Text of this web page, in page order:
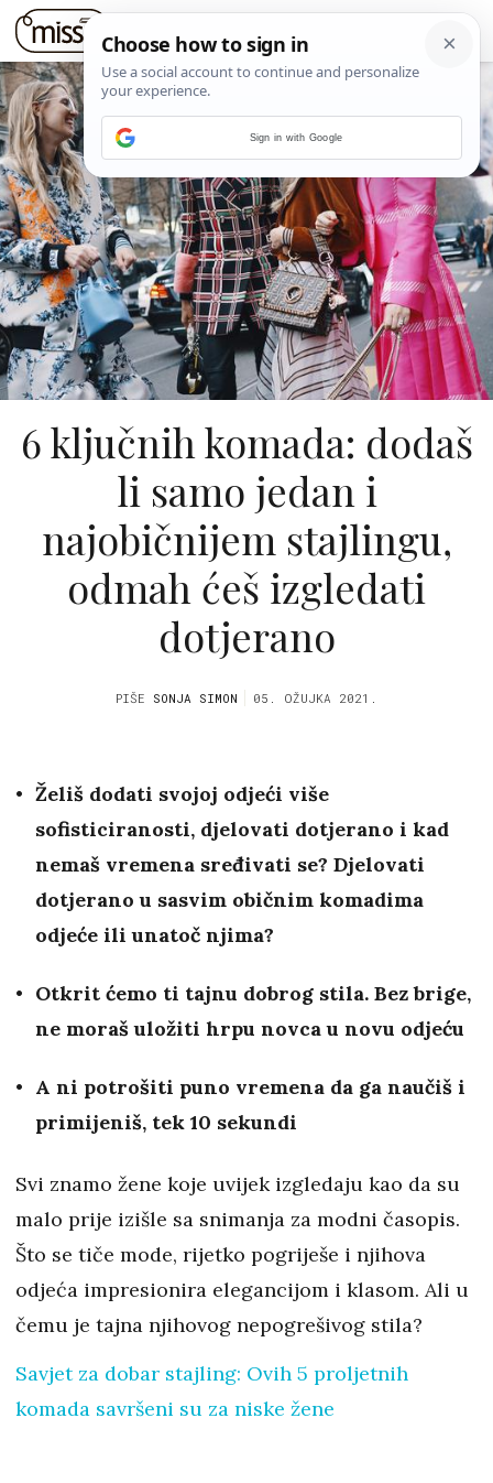
6 ključnih komada: dodaš
li samo jedan i
najobičnijem stajlingu,
odmah ćeš izgledati
dotjerano
PIŠE SONJA SIMON 05. OŽUJKA 2021.
Želiš dodati svojoj odjeći više
sofisticiranosti, djelovati dotjerano i kad
nemaš vremena sređivati se? Djelovati
dotjerano u sasvim običnim komadima
odjeće ili unatoč njima?
Otkrit ćemo ti tajnu dobrog stila. Bez brige,
ne moraš uložiti hrpu novca u novu odjeću
A ni potrošiti puno vremena da ga naučiš i
primijeniš, tek 10 sekundi
Svi znamo žene koje uvijek izgledaju kao da su
malo prije izišle sa snimanja za modni časopis.
Što se tiče mode, rijetko pogriješe i njihova
odjeća impresionira elegancijom i klasom. Ali u
čemu je tajna njihovog nepogrešivog stila?
Savjet za dobar stajling: Ovih 5 proljetnih
komada savršeni su za niske žene
Sign in with Google